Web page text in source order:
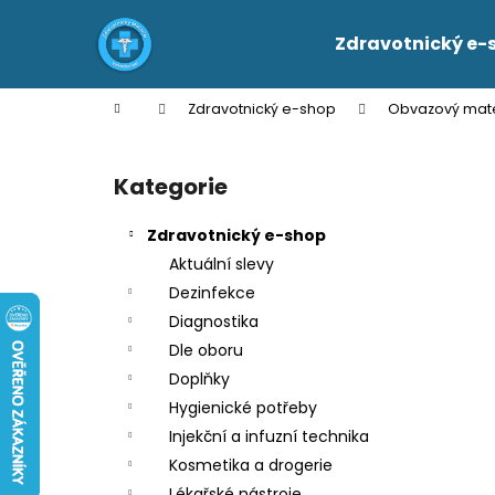
Zdravotnický e-
Domů Zdravotnický e-shop Obvazový
Přeskočit
kategorie
Kategorie
Zdravotnický e-shop
Aktuální slevy
Dezinfekce
Diagnostika
Dle oboru
Doplňky
Hygienické potřeby
Injekční a infuzní technika
Kosmetika a drogerie
í
Zpět
do
Zpět
do